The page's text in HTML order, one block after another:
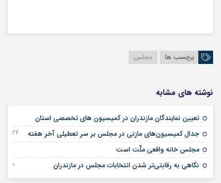
برچسب ها مجلس
نوشته های مشابه
تعیین نمایندگان مازندران در کمیسیون های تخصصی استان
جدال کمیسیون‌های مازنی در مجلس بر سر تعطیلی آخر هفته 22 سپتامبر 2024
مجلس خانه واقعی ملّت است
نگاهی به رقابتی‌تر شدن انتخابات مجلس در مازندران 30 ژانویه 2024